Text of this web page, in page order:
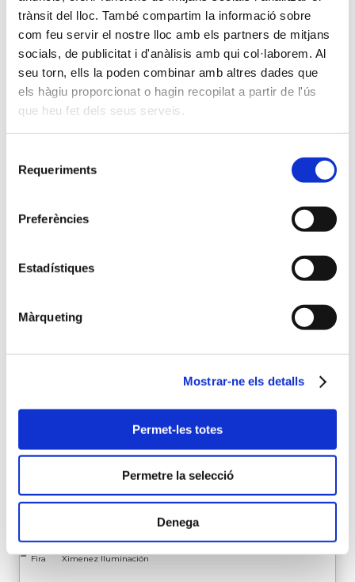
trànsit del lloc. També compartim la informació sobre
com feu servir el nostre lloc amb els partners de mitjans
socials, de publicitat i d'anàlisis amb qui col·laborem. Al
seu torn, ells la poden combinar amb altres dades que
els hàgiu proporcionat o hagin recopilat a partir de l'ús
que heu fet dels seus serveis.
Requeriments
Preferències
Estadístiques
Màrqueting
Mostrar-ne els detalls
Permet-les totes
Permetre la selecció
Denega
23 octubre 2025
Ximenez Iluminación Llums de Nadal
Comença el compte enrere per
inaugurar les llums de Nadal de
Ximenez Iluminación tornarà a il·luminar el Nadal
de Màlaga aquest 2025, un any més Les llums de
més conegudes del nostre país gràcies a la seva
nombrosos visitants que no volen […]
Continuar llegint
14 octubre 2025
Fira Ximenez Iluminación